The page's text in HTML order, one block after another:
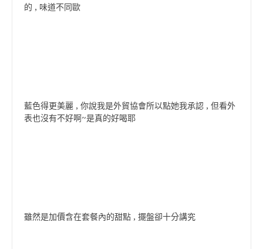
的 , 味道不同歐
藍色得更美麗 , 你說我是外貿協會所以點她我承認 , 但看外
表也沒有不好啊~是真的好喝耶
雖然是加價含在套餐內的甜點 , 擺盤卻十分講究